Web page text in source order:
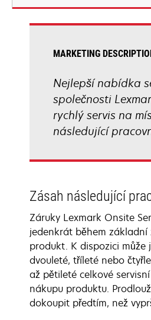
MARKETING
Nejlepší nabídka
společnosti
rychlý servis na
následující
Zásah následující
Záruky Lexmark Onsite
jedenkrát během základní
produkt. K dispozici může
dvouleté, tříleté nebo
až pětileté celkové
nákupu produktu.
dokoupit předtím, než